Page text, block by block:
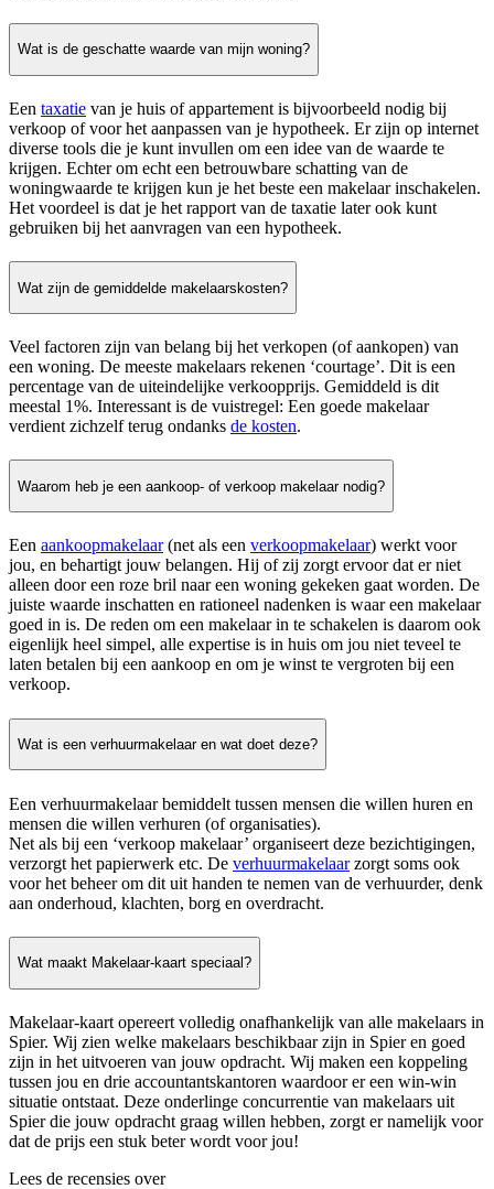
Wat is de geschatte waarde van mijn woning?
Een taxatie van je huis of appartement is bijvoorbeeld nodig bij
verkoop of voor het aanpassen van je hypotheek. Er zijn op internet
diverse tools die je kunt invullen om een idee van de waarde te
krijgen. Echter om echt een betrouwbare schatting van de
woningwaarde te krijgen kun je het beste een makelaar inschakelen.
Het voordeel is dat je het rapport van de taxatie later ook kunt
gebruiken bij het aanvragen van een hypotheek.
Wat zijn de gemiddelde makelaarskosten?
Veel factoren zijn van belang bij het verkopen (of aankopen) van
een woning. De meeste makelaars rekenen ‘courtage’. Dit is een
percentage van de uiteindelijke verkoopprijs. Gemiddeld is dit
meestal 1%. Interessant is de vuistregel: Een goede makelaar
verdient zichzelf terug ondanks de kosten.
Waarom heb je een aankoop- of verkoop makelaar nodig?
Een aankoopmakelaar(net als een verkoopmakelaar) werkt voor
jou, en behartigt jouw belangen. Hij of zij zorgt ervoor dat er niet
alleen door een roze bril naar een woning gekeken gaat worden. De
juiste waarde inschatten en rationeel nadenken is waar een makelaar
goed in is. De reden om een makelaar in te schakelen is daarom ook
eigenlijk heel simpel, alle expertise is in huis om jou niet teveel te
laten betalen bij een aankoop en om je winst te vergroten bij een
verkoop.
Wat is een verhuurmakelaar en wat doet deze?
Een verhuurmakelaar bemiddelt tussen mensen die willen huren en
mensen die willen verhuren (of organisaties).
Net als bij een ‘verkoop makelaar’ organiseert deze bezichtigingen,
verzorgt het papierwerk etc. De verhuurmakelaarzorgt soms ook
voor het beheer om dit uit handen te nemen van de verhuurder, denk
aan onderhoud, klachten, borg en overdracht.
Wat maakt Makelaar-kaart speciaal?
Makelaar-kaart opereert volledig onafhankelijk van alle makelaars in
Spier. Wij zien welke makelaars beschikbaar zijn in Spier en goed
zijn in het uitvoeren van jouw opdracht. Wij maken een koppeling
tussen jou en drie accountantskantoren waardoor er een win-win
situatie ontstaat. Deze onderlinge concurrentie van makelaars uit
Spier die jouw opdracht graag willen hebben, zorgt er namelijk voor
dat de prijs een stuk beter wordt voor jou!
Lees de recensies over